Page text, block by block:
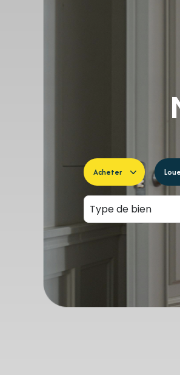
Acheter
De l'ancien
Type de bien